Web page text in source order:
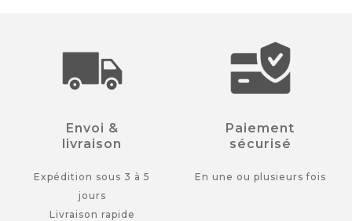
Envoi &
livraison
Expédition sous 3 à 5
jours
Livraison rapide
Paiement
sécurisé
En une ou plusieurs fois